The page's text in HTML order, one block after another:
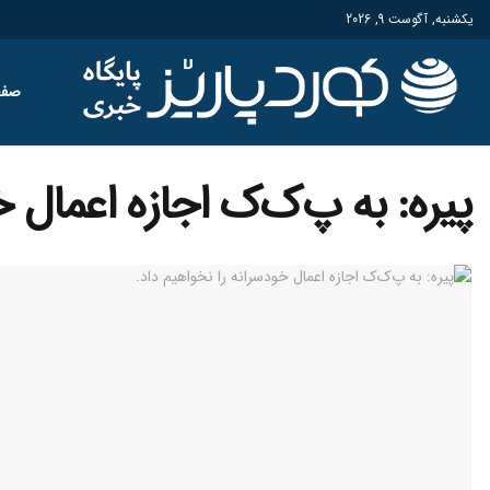
یکشنبه, آگوست 9, 2026
پیره: به پ‌ک‌ک اجازه اعمال